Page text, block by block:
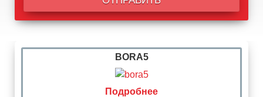
BORA5
Подробнее